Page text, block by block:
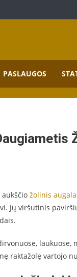
PASLAUGOS
žolinis
Jų viršutinis
raktažolę vartojo